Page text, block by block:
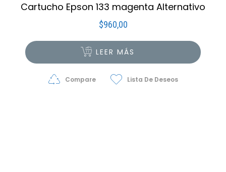
Cartucho Epson 133 magenta Alternativo
$960,00
LEER MÁS
Compare Lista De Deseos